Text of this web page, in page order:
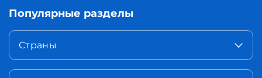
Популярные разделы
Страны